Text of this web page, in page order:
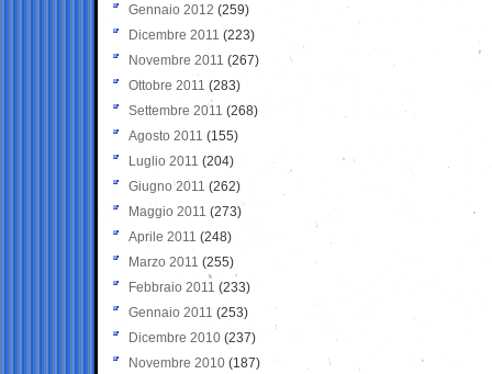
Gennaio 2012 (259)
Dicembre 2011 (223)
Novembre 2011 (267)
Ottobre 2011 (283)
Settembre 2011 (268)
Agosto 2011 (155)
Luglio 2011 (204)
Giugno 2011 (262)
Maggio 2011 (273)
Aprile 2011 (248)
Marzo 2011 (255)
Febbraio 2011 (233)
Gennaio 2011 (253)
Dicembre 2010 (237)
Novembre 2010 (187)